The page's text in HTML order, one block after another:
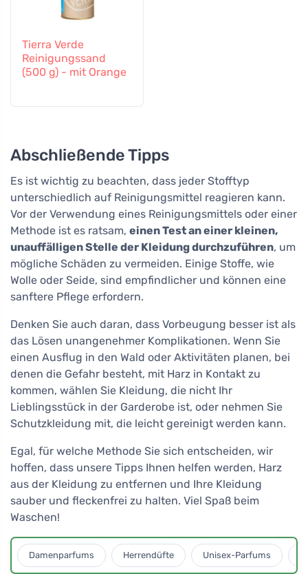
Tierra Verde
Reinigungssand
(500 g) - mit Orange
Abschließende Tipps
Es ist wichtig zu beachten, dass jeder Stofftyp
unterschiedlich auf Reinigungsmittel reagieren kann.
Vor der Verwendung eines Reinigungsmittels oder einer
Methode ist es ratsam, einen Test an einer kleinen,
unauffälligen Stelle der Kleidung durchzuführen, um
mögliche Schäden zu vermeiden. Einige Stoffe, wie
Wolle oder Seide, sind empfindlicher und können eine
sanftere Pflege erfordern.
Denken Sie auch daran, dass Vorbeugung besser ist als
das Lösen unangenehmer Komplikationen. Wenn Sie
einen Ausflug in den Wald oder Aktivitäten planen, bei
denen die Gefahr besteht, mit Harz in Kontakt zu
kommen, wählen Sie Kleidung, die nicht Ihr
Lieblingsstück in der Garderobe ist, oder nehmen Sie
Schutzkleidung mit, die leicht gereinigt werden kann.
Egal, für welche Methode Sie sich entscheiden, wir
hoffen, dass unsere Tipps Ihnen helfen werden, Harz
aus der Kleidung zu entfernen und Ihre Kleidung
sauber und fleckenfrei zu halten. Viel Spaß beim
Waschen!
Damenparfums Herrendüfte Unisex-Parfums